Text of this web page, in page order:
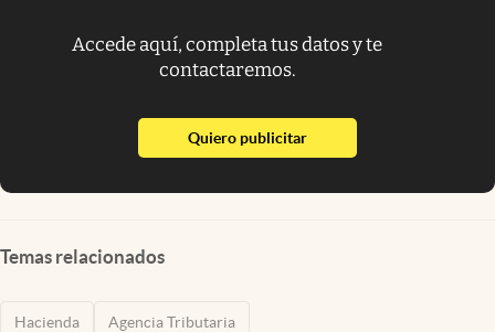
Accede aquí, completa tus datos y te
contactaremos.
Quiero publicitarabre en nueva pestaña
Temas relacionados
Hacienda Agencia Tributaria